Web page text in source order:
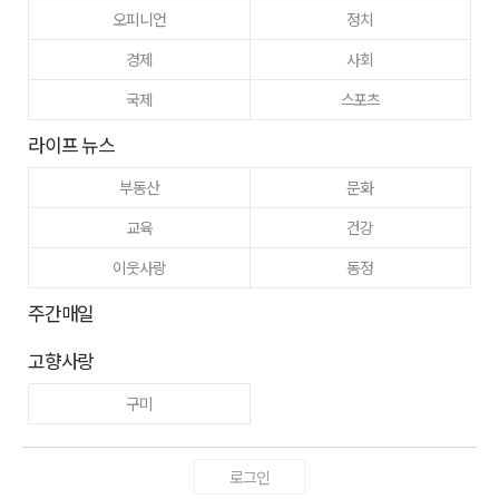
오피니언
정치
경제
사회
국제
스포츠
라이프 뉴스
부동산
문화
교육
건강
이웃사랑
동정
주간매일
고향사랑
구미
로그인